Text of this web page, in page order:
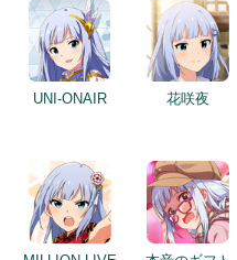
UNI-ONAIR 花咲夜